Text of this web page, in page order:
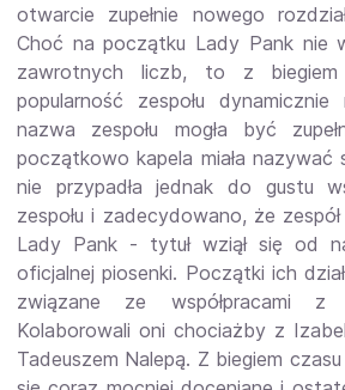
otwarcie zupełnie nowego
Choć na początku Lady Pank nie
zawrotnych liczb, to z
popularność zespołu
nazwa zespołu mogła być
początkowo kapela miała nazywać
nie przypadła jednak do gustu
zespołu i zadecydowano, że
Lady Pank - tytuł wziął się od
oficjalnej piosenki. Początki ich
związane ze współpracami z
Kolaborowali oni chociażby z
Tadeuszem Nalepą. Z biegiem